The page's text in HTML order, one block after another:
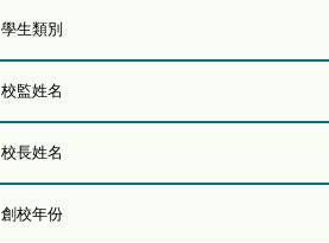
學生類別
校監姓名
校長姓名
創校年份